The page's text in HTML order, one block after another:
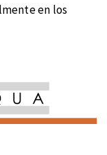
en los